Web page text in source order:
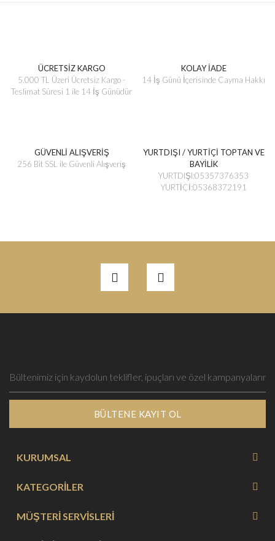
ÜCRETSİZ KARGO
5.000 TL Üzeri Ücretsiz Kargo -
Teslimat Süresi 1 ile 14 İş Günüdür
KOLAY İADE
14 İş Günü İçerisinde Cayma Hakkı
GÜVENLİ ALIŞVERİŞ
256 Bit SSL ile Güvenli Alışveriş
YURTDIŞI / YURTİÇİ TOPTAN VE
BAYİLİK
YURTDIŞI:05357376353
YURTİÇİ:05368372191
BÜLTENE KAYIT OL
KURUMSAL
KATEGORİLER
MÜŞTERİ SERVİSLERİ